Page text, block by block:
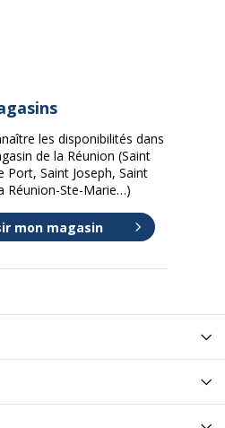
les disponibilités dans
de la Réunion (Saint
Port, Saint Joseph, Saint
Réunion-Ste-Marie…)
mon magasin